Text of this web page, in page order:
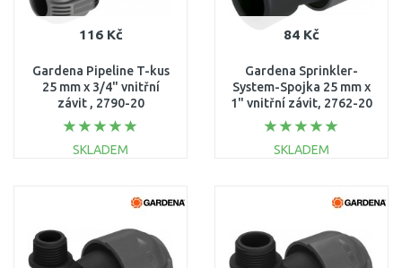
116 Kč
Gardena Pipeline T-kus
25 mm x 3/4" vnitřní
závit , 2790-20
SKLADEM
84 Kč
Gardena Sprinkler-
System-Spojka 25 mm x
1" vnitřní závit, 2762-20
SKLADEM